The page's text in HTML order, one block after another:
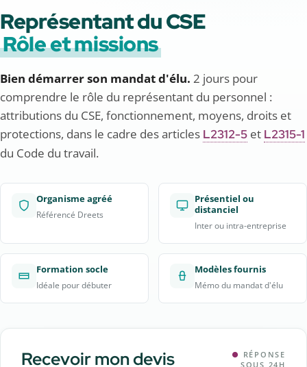
Représentant du CSE
Rôle et missions
Bien démarrer son mandat d'élu. 2 jours pour
comprendre le rôle du représentant du personnel :
attributions du CSE, fonctionnement, moyens, droits et
protections, dans le cadre des articles L2312-5 et L2315-1
du Code du travail.
Organisme agréé
Référencé Dreets
Présentiel ou
distanciel
Inter ou intra-entreprise
Formation socle
Idéale pour débuter
Modèles fournis
Mémo du mandat d'élu
Recevoir mon devis ● RÉPONSE
SOUS 24H